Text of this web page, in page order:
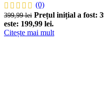
(0)
399,99lei Prețul inițial a fost:
este: 199,99 lei.
Citește mai mult